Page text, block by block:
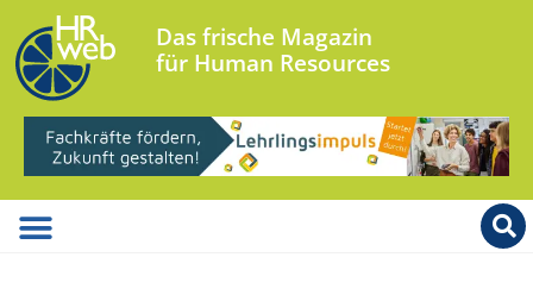
Das frische Magazin
für Human Resources